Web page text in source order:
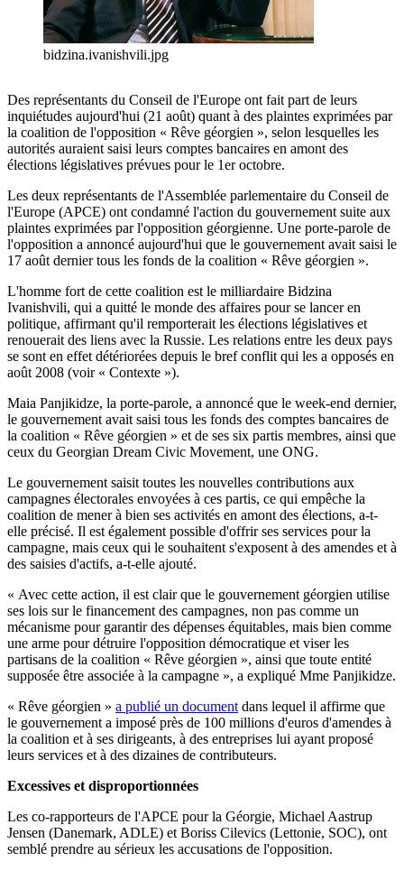
bidzina.ivanishvili.jpg
Des représentants du Conseil de l'Europe ont fait part de leurs
inquiétudes aujourd'hui (21 août) quant à des plaintes exprimées par
la coalition de l'opposition « Rêve géorgien », selon lesquelles les
autorités auraient saisi leurs comptes bancaires en amont des
élections législatives prévues pour le 1er octobre.
Les deux représentants de l'Assemblée parlementaire du Conseil de
l'Europe (APCE) ont condamné l'action du gouvernement suite aux
plaintes exprimées par l'opposition géorgienne. Une porte-parole de
l'opposition a annoncé aujourd'hui que le gouvernement avait saisi le
17 août dernier tous les fonds de la coalition « Rêve géorgien ».
L'homme fort de cette coalition est le milliardaire Bidzina
Ivanishvili, qui a quitté le monde des affaires pour se lancer en
politique, affirmant qu'il remporterait les élections législatives et
renouerait des liens avec la Russie. Les relations entre les deux pays
se sont en effet détériorées depuis le bref conflit qui les a opposés en
août 2008 (voir « Contexte »).
Maia Panjikidze, la porte-parole, a annoncé que le week-end dernier,
le gouvernement avait saisi tous les fonds des comptes bancaires de
la coalition « Rêve géorgien » et de ses six partis membres, ainsi que
ceux du Georgian Dream Civic Movement, une ONG.
Le gouvernement saisit toutes les nouvelles contributions aux
campagnes électorales envoyées à ces partis, ce qui empêche la
coalition de mener à bien ses activités en amont des élections, a-t-
elle précisé. Il est également possible d'offrir ses services pour la
campagne, mais ceux qui le souhaitent s'exposent à des amendes et à
des saisies d'actifs, a-t-elle ajouté.
« Avec cette action, il est clair que le gouvernement géorgien utilise
ses lois sur le financement des campagnes, non pas comme un
mécanisme pour garantir des dépenses équitables, mais bien comme
une arme pour détruire l'opposition démocratique et viser les
partisans de la coalition « Rêve géorgien », ainsi que toute entité
supposée être associée à la campagne », a expliqué Mme Panjikidze.
« Rêve géorgien » a publié un document dans lequel il affirme que
le gouvernement a imposé près de 100 millions d'euros d'amendes à
la coalition et à ses dirigeants, à des entreprises lui ayant proposé
leurs services et à des dizaines de contributeurs.
Excessives et disproportionnées
Les co-rapporteurs de l'APCE pour la Géorgie, Michael Aastrup
Jensen (Danemark, ADLE) et Boriss Cilevics (Lettonie, SOC), ont
semblé prendre au sérieux les accusations de l'opposition.